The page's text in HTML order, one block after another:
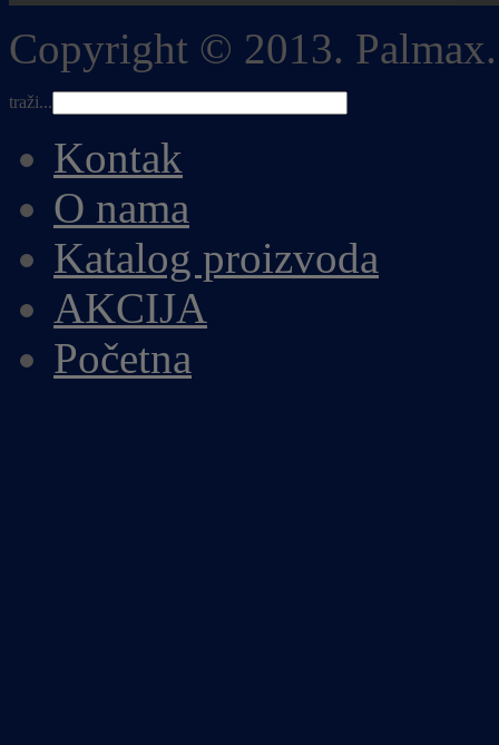
Copyright © 2013.
traži...
Kontak
O nama
Katalog proizvoda
AKCIJA
Početna